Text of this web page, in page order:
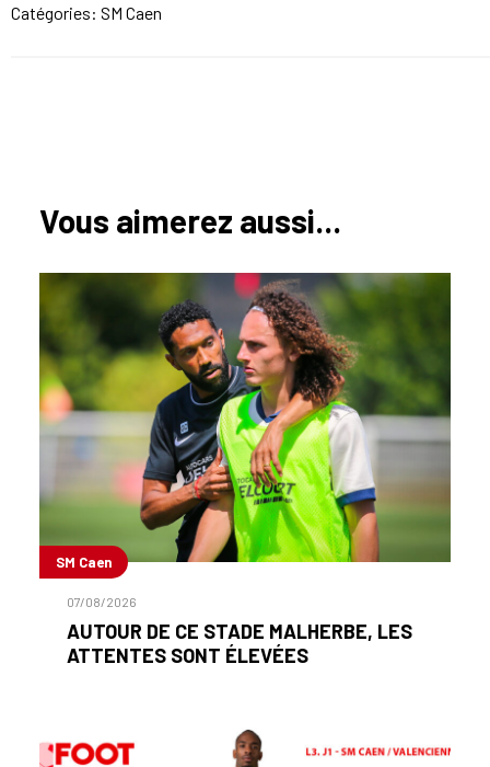
Catégories: SM Caen
Vous aimerez aussi...
SM Caen
07/08/2026
AUTOUR DE CE STADE MALHERBE, LES
ATTENTES SONT ÉLEVÉES